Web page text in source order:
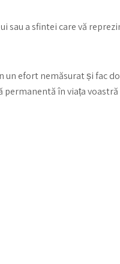
sau a sfintei care vă
efort nemăsurat și fac
în viața voastră